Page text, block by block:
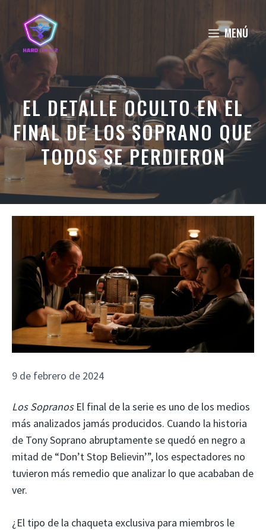
contenido
MENÚ
EL DETALLE OCULTO EN EL
FINAL DE LOS SOPRANO QUE
TODOS SE PERDIERON
9 de febrero de 2024
Los SopranosEl final de la serie es uno de los medios
más analizados jamás producidos. Cuando la historia
de Tony Soprano abruptamente se quedó en negro a
mitad de “Don’t Stop Believin’”, los espectadores no
tuvieron más remedio que analizar lo que acababan de
ver.
¿El tipo de la chaqueta exclusiva para miembros le